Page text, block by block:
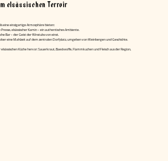
elsässischen Terroir
eine einzigartige Atmosphäre bieten:
elsässischer Kamin – ein authentisches Ambiente.
Bar – der Geist der Winstubs von einst.
eine Mahlzeit auf dem zentralen Dorfplatz, umgeben von Weinbergen und Geschichte.
Küche hervor: Sauerkraut, Baeckeoffe, Flammkuchen und Fleisch aus der Region,